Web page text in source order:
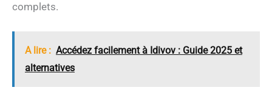
complets.
A lire : Accédez facilement à Idivov : Guide 2025 et
alternatives